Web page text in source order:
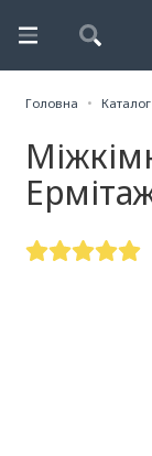
Головна